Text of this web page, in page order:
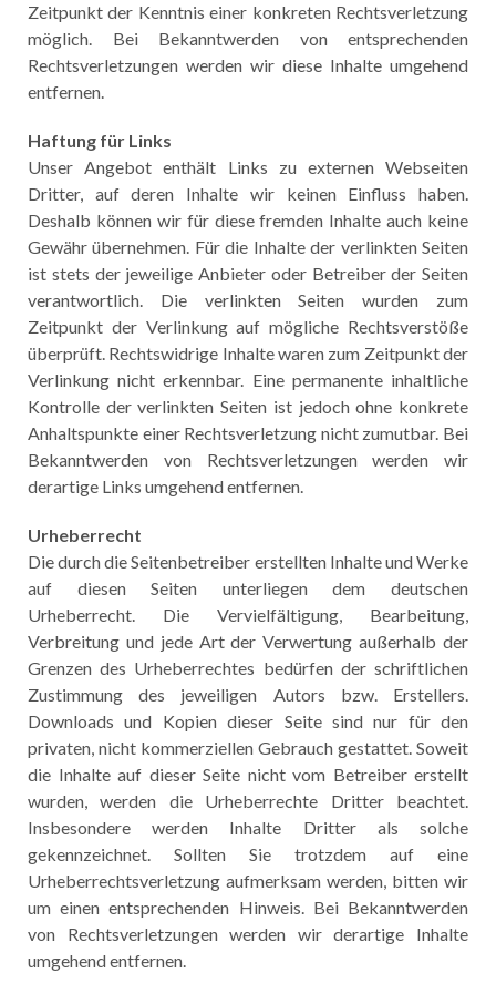
Zeitpunkt der Kenntnis einer konkreten Rechtsverletzung
möglich. Bei Bekanntwerden von entsprechenden
Rechtsverletzungen werden wir diese Inhalte umgehend
entfernen.
Haftung für Links
Unser Angebot enthält Links zu externen Webseiten
Dritter, auf deren Inhalte wir keinen Einfluss haben.
Deshalb können wir für diese fremden Inhalte auch keine
Gewähr übernehmen. Für die Inhalte der verlinkten Seiten
ist stets der jeweilige Anbieter oder Betreiber der Seiten
verantwortlich. Die verlinkten Seiten wurden zum
Zeitpunkt der Verlinkung auf mögliche Rechtsverstöße
überprüft. Rechtswidrige Inhalte waren zum Zeitpunkt der
Verlinkung nicht erkennbar. Eine permanente inhaltliche
Kontrolle der verlinkten Seiten ist jedoch ohne konkrete
Anhaltspunkte einer Rechtsverletzung nicht zumutbar. Bei
Bekanntwerden von Rechtsverletzungen werden wir
derartige Links umgehend entfernen.
Urheberrecht
Die durch die Seitenbetreiber erstellten Inhalte und Werke
auf diesen Seiten unterliegen dem deutschen
Urheberrecht. Die Vervielfältigung, Bearbeitung,
Verbreitung und jede Art der Verwertung außerhalb der
Grenzen des Urheberrechtes bedürfen der schriftlichen
Zustimmung des jeweiligen Autors bzw. Erstellers.
Downloads und Kopien dieser Seite sind nur für den
privaten, nicht kommerziellen Gebrauch gestattet. Soweit
die Inhalte auf dieser Seite nicht vom Betreiber erstellt
wurden, werden die Urheberrechte Dritter beachtet.
Insbesondere werden Inhalte Dritter als solche
gekennzeichnet. Sollten Sie trotzdem auf eine
Urheberrechtsverletzung aufmerksam werden, bitten wir
um einen entsprechenden Hinweis. Bei Bekanntwerden
von Rechtsverletzungen werden wir derartige Inhalte
umgehend entfernen.